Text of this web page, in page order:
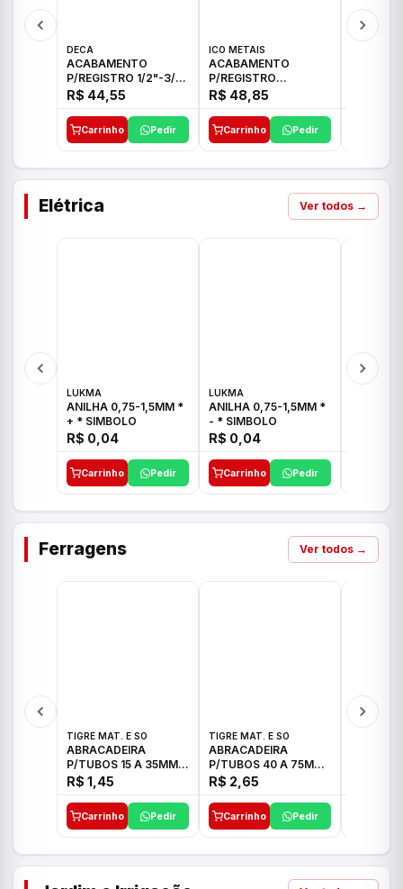
DECA
ACABAMENTO
P/REGISTRO 1/2"-3/4"
E 1"C21.PQ DECA
R$ 44,55
Carrinho Pedir
ICO METAIS
ACABAMENTO
P/REGISTRO
1/2"-3/4"-1" ACB M
CS 33 ICO
R$ 48,85
Carrinho Pedir
Elétrica Ver todos →
LUKMA
ANILHA 0,75-1,5MM *
+ * SIMBOLO
R$ 0,04
Carrinho Pedir
LUKMA
ANILHA 0,75-1,5MM *
- * SIMBOLO
R$ 0,04
Carrinho Pedir
Ferragens Ver todos →
TIGRE MAT. E SO
ABRACADEIRA
P/TUBOS 15 A 35MM
TIGRE
R$ 1,45
Carrinho Pedir
TIGRE MAT. E SO
ABRACADEIRA
P/TUBOS 40 A 75MM
TIGRE
R$ 2,65
Carrinho Pedir